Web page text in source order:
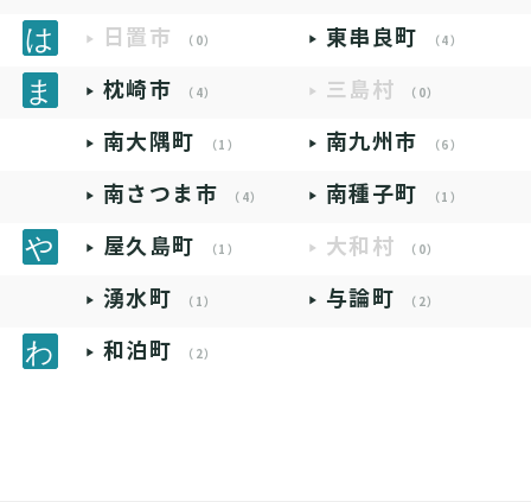
日置市 （0） 東串良町 （4）
枕崎市 （4） 三島村 （0）
南大隅町 （1） 南九州市 （6）
南さつま市 （4） 南種子町 （1）
屋久島町 （1） 大和村 （0）
湧水町 （1） 与論町 （2）
和泊町 （2）